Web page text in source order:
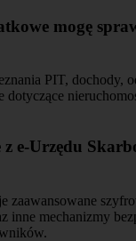
mogę
PIT, dochody,
dotyczące
e-Urzędu
zaawansowane
inne mechanizmy